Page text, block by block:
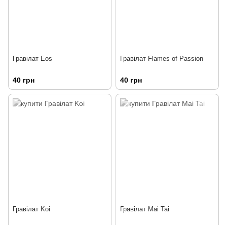
Гравілат Eos
40 грн
Гравілат Flames of Passion
40 грн
Гравілат Koi Гравілат Mai Tai